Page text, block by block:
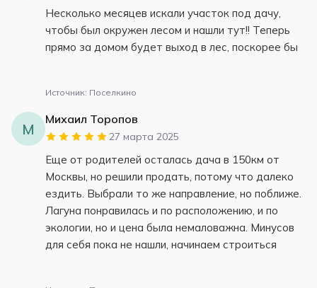
Несколько месяцев искали участок под дачу,
чтобы был окружен лесом и нашли тут!! Теперь
прямо за домом будет выход в лес, поскорее бы
Источник: Поселкино
М
Михаил Торопов
27 марта 2025
Еще от родителей осталась дача в 150км от
Москвы, но решили продать, потому что далеко
ездить. Выбрали то же направление, но поближе.
Лагуна понравилась и по расположению, и по
экологии, но и цена была немаловажна. Минусов
для себя пока не нашли, начинаем строиться